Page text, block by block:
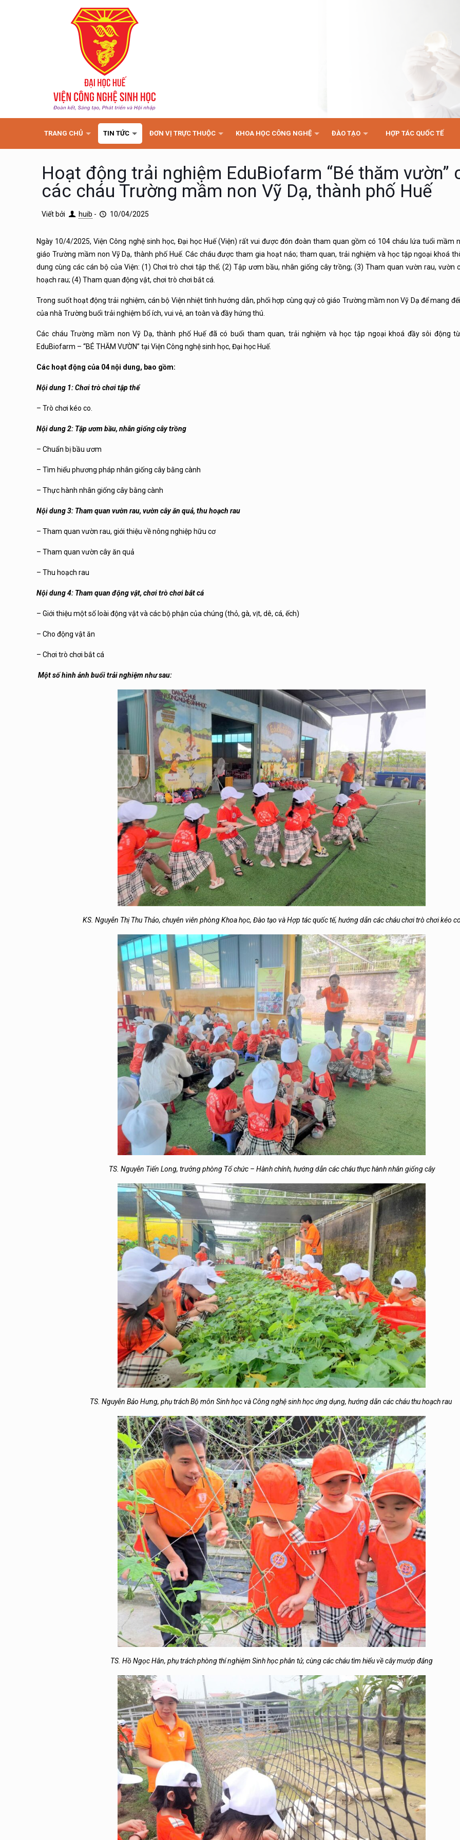
TRANG CHỦ TIN TỨC ĐƠN VỊ TRỰC THUỘC KHOA HỌC CÔNG NGHỆ ĐÀO TẠO HỢP TÁC QUỐC TẾ
Hoạt động trải nghiệm EduBiofarm “Bé thăm vườn”
các cháu Trường mầm non Vỹ Dạ, thành phố Huế
Viết bởi huib - 10/04/2025
Ngày 10/4/2025, Viện Công nghệ sinh học, Đại học Huế (Viện) rất vui được đón đoàn tham quan gồm có 104 cháu lứa tuổi mầm
giáo Trường mầm non Vỹ Dạ, thành phố Huế. Các cháu được tham gia hoạt náo; tham quan, trải nghiệm và học tập ngoại khoá
dung cùng các cán bộ của Viện: (1) Chơi trò chơi tập thể; (2) Tập ươm bầu, nhân giống cây trồng; (3) Tham quan vườn rau, vườn
hoạch rau; (4) Tham quan động vật, chơi trò chơi bắt cá.
Trong suốt hoạt động trải nghiệm, cán bộ Viện nhiệt tình hướng dẫn, phối hợp cùng quý cô giáo Trường mầm non Vỹ Dạ để mang
của nhà Trường buổi trải nghiệm bổ ích, vui vẻ, an toàn và đầy hứng thú.
Các cháu Trường mầm non Vỹ Dạ, thành phố Huế đã có buổi tham quan, trải nghiệm và học tập ngoại khoá đầy sôi động
EduBiofarm – “BÉ THĂM VƯỜN” tại Viện Công nghệ sinh học, Đại học Huế.
Các hoạt động của 04 nội dung, bao gồm:
Nội dung 1: Chơi trò chơi tập thể
– Trò chơi kéo co.
Nội dung 2: Tập ươm bầu, nhân giống cây trồng
– Chuẩn bị bầu ươm
– Tìm hiểu phương pháp nhân giống cây bằng cành
– Thực hành nhân giống cây bằng cành
Nội dung 3: Tham quan vườn rau, vườn cây ăn quả, thu hoạch rau
– Tham quan vườn rau, giới thiệu về nông nghiệp hữu cơ
– Tham quan vườn cây ăn quả
– Thu hoạch rau
Nội dung 4: Tham quan động vật, chơi trò chơi bắt cá
– Giới thiệu một số loài động vật và các bộ phận của chúng (thỏ, gà, vịt, dê, cá, ếch)
– Cho động vật ăn
– Chơi trò chơi bắt cá
Một số hình ảnh buổi trải nghiệm như sau:
KS. Nguyễn Thị Thu Thảo, chuyên viên phòng Khoa học, Đào tạo và Hợp tác quốc tế, hướng dẫn các cháu chơi trò chơi kéo
TS. Nguyễn Tiến Long, trưởng phòng Tổ chức – Hành chính, hướng dẫn các cháu thực hành nhân giống cây
TS. Nguyễn Bảo Hưng, phụ trách Bộ môn Sinh học và Công nghệ sinh học ứng dụng, hướng dẫn các cháu thu hoạch rau
TS. Hồ Ngọc Hân, phụ trách phòng thí nghiệm Sinh học phân tử, cùng các cháu tìm hiểu về cây mướp đắng